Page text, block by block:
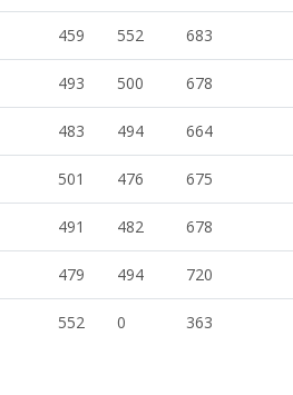
459 552 683
493 500 678
483 494 664
501 476 675
491 482 678
479 494 720
552 0 363